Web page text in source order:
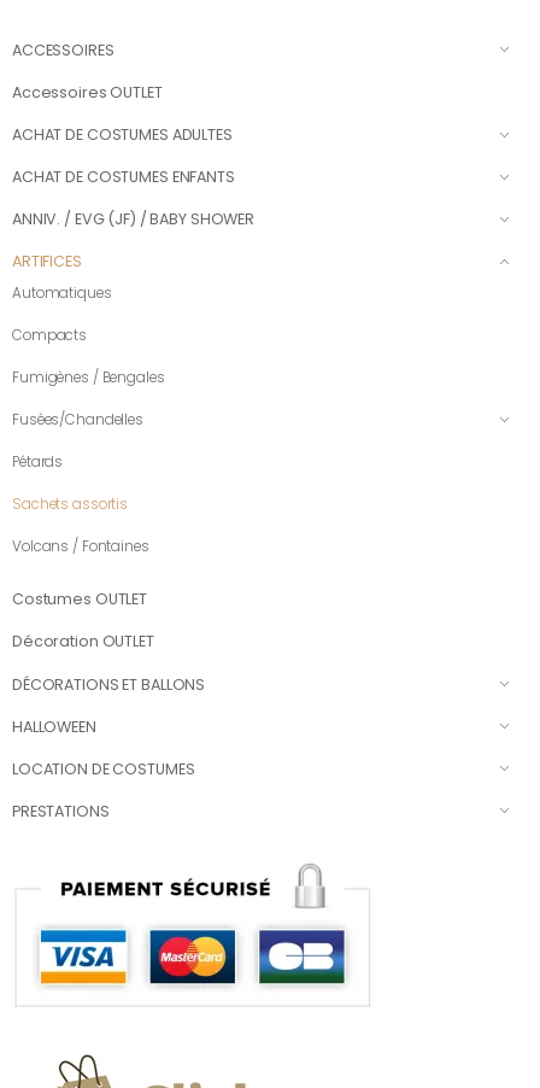
ACCESSOIRES
Accessoires OUTLET
ACHAT DE COSTUMES ADULTES
ACHAT DE COSTUMES ENFANTS
ANNIV. / EVG (JF) / BABY SHOWER
ARTIFICES
Automatiques
Compacts
Fumigènes / Bengales
Fusées/Chandelles
Pétards
Sachets assortis
Volcans / Fontaines
Costumes OUTLET
Décoration OUTLET
DÉCORATIONS ET BALLONS
HALLOWEEN
LOCATION DE COSTUMES
PRESTATIONS